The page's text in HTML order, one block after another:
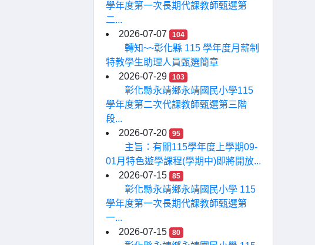
學年度第一次長期代課教師甄選第
二...
2026-07-07
104
轉知~~彰化縣 115 學年度月薪制
特教學生助理人員甄選簡章
2026-07-29
103
彰化縣永靖鄉永靖國民小學115
學年度第二次代課教師甄選第三階
段...
2026-07-20
95
主旨：有關115學年度上學期09-
01月特色遊學課程(學期中)即將開放...
2026-07-15
85
彰化縣永靖鄉永靖國民小學 115
學年度第一次長期代課教師甄選第
一...
2026-07-15
80